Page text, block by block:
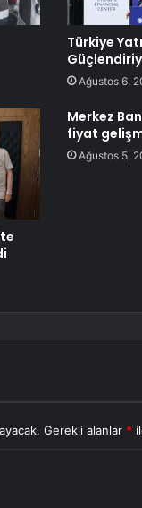
Türkiye
Ağustos 6,
Merkez
fiyat
Ağustos 5,
Gerekli alanlar *